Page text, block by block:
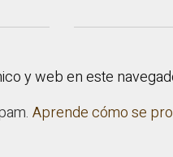
y web en este
Aprende cómo se